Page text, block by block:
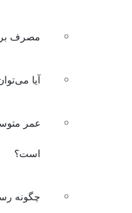
مصرف
آیا
عمر
است؟
چگونه